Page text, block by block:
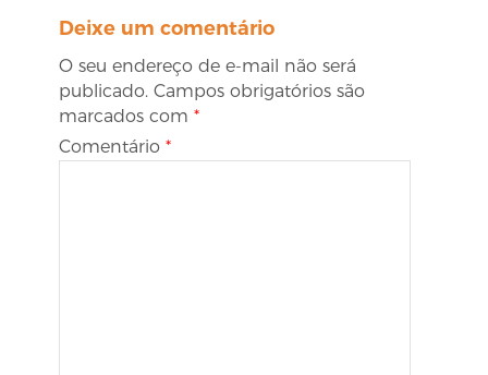
Deixe um comentário
O seu endereço de e-mail não será
publicado. Campos obrigatórios são
marcados com *
Comentário *